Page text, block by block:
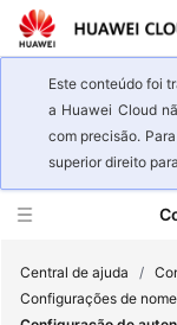
Este conteúdo foi
a Huawei Cloud
com precisão.
superior direito
Central de ajuda /
Configurações de